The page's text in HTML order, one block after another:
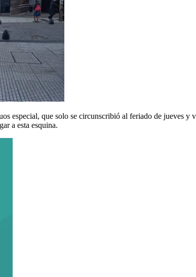
especial, que solo se circunscribió al feriado de jueves
a esta esquina.